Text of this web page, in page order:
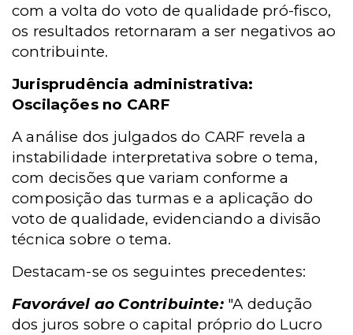
com a volta do voto de qualidade pró-fisco,
os resultados retornaram a ser negativos ao
contribuinte.
Jurisprudência administrativa:
Oscilações no CARF
A análise dos julgados do CARF revela a
instabilidade interpretativa sobre o tema,
com decisões que variam conforme a
composição das turmas e a aplicação do
voto de qualidade, evidenciando a divisão
técnica sobre o tema.
Destacam-se os seguintes precedentes:
Favorável ao Contribuinte:"A dedução
dos juros sobre o capital próprio do Lucro